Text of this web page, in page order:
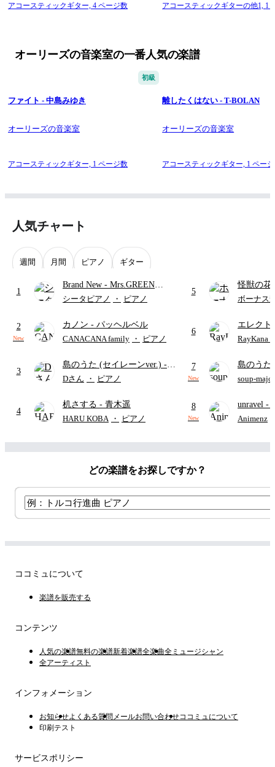
アコースティックギター, 4 ページ数 アコースティックギターの他1, 1
オーリーズの音楽室の一番人気の楽譜
初級
ファイト - 中島みゆき
オーリーズの音楽室
アコースティックギター, 1 ページ数
離したくはない - T-BOLAN
オーリーズの音楽室
アコースティックギター, 1 ペー
人気チャート
週間 月間 ピアノ ギター
1
Brand New - Mrs.GREEN
APPLE
シータピアノ ・ ピアノ
2
New
カノン - パッヘルベル
CANACANA family ・ ピアノ
3
島のうた (セイレーンver.) -
セイレーン(CV.鈴木みのり)
ード・ペダル付き/『映画ちい
かわ 人魚の島のひみつ』よ
Dさん ・ ピアノ
4
机さする - 青木遥
HARU KOBA
・ ピアノ
5
怪獣の
ードパー
ボーナス
6
エレク
ディズニ
RayKana
7
New
島のうた
映画ちい
soup-majo
8
New
unravel -
雨
Animenz
どの楽譜をお探しですか？
ココミュについて
楽譜を販売する
コンテンツ
人気の楽譜無料の楽譜新着楽譜全楽曲全ミュージシャン
全アーティスト
インフォメーション
お知らせよくある質問 メールお問い合わせココミュについて
印刷テスト
サービスポリシー